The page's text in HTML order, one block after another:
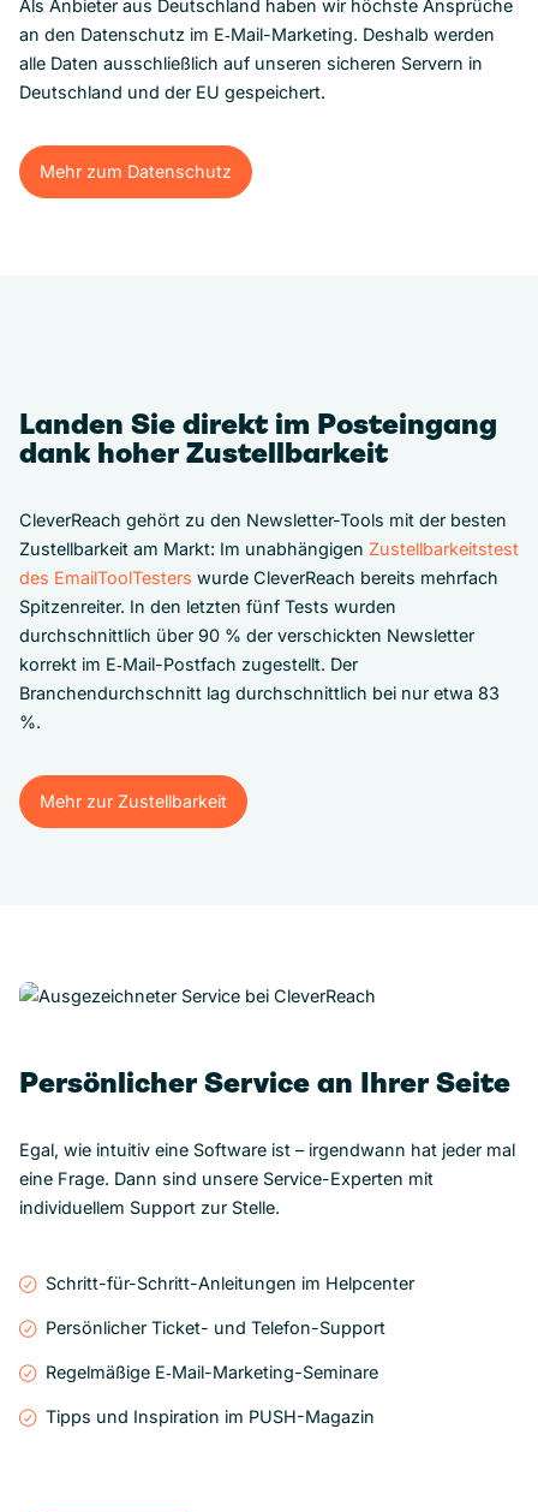
Als Anbieter aus Deutschland haben wir höchste Ansprüche
an den Datenschutz im E‑Mail-Marketing. Deshalb werden
alle Daten ausschließlich auf unseren sicheren Servern in
Deutschland und der EU gespeichert.
Mehr zum Datenschutz
Mehr zum Datenschutz
Landen Sie direkt im Posteingang
dank hoher Zustellbarkeit
CleverReach gehört zu den Newsletter-Tools mit der besten
Zustellbarkeit am Markt: Im unabhängigen Zustellbarkeitstest
des EmailToolTesters wurde CleverReach bereits mehrfach
Spitzenreiter. In den letzten fünf Tests wurden
durchschnittlich über 90 % der verschickten Newsletter
korrekt im E‑Mail-Postfach zugestellt. Der
Branchendurchschnitt lag durchschnittlich bei nur etwa 83
%.
Mehr zur Zustellbarkeit
Mehr zur Zustellbarkeit
Persönlicher Service an Ihrer Seite
Egal, wie intuitiv eine Software ist – irgendwann hat jeder mal
eine Frage. Dann sind unsere Service-Experten mit
individuellem Support zur Stelle.
Schritt-für-Schritt-Anleitungen im Helpcenter
Persönlicher Ticket- und Telefon-Support
Regelmäßige E‑Mail-Marketing-Seminare
Tipps und Inspiration im PUSH-Magazin